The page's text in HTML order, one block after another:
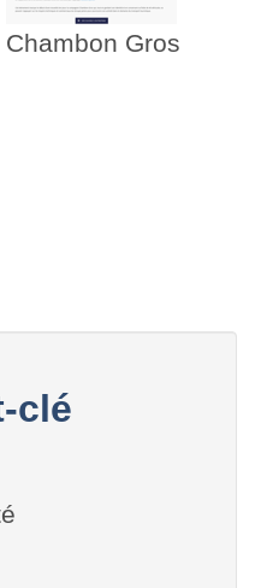
Chambon Gros
clé